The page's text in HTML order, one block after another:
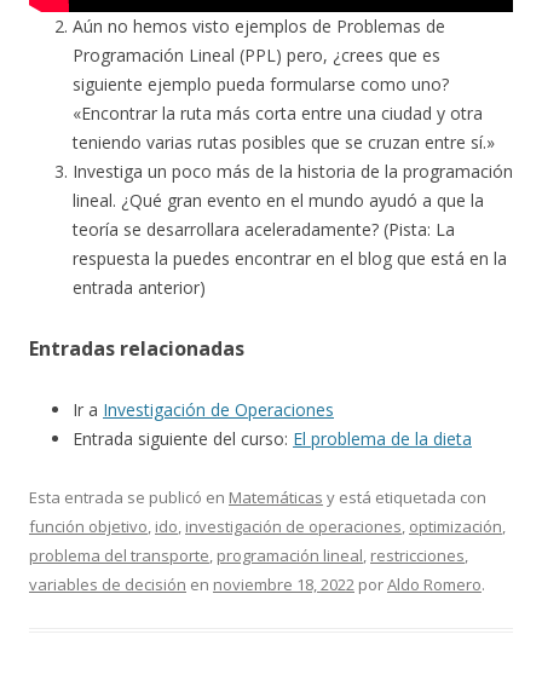
Aún no hemos visto ejemplos de Problemas de
Programación Lineal (PPL) pero, ¿crees que es
siguiente ejemplo pueda formularse como uno?
«Encontrar la ruta más corta entre una ciudad y otra
teniendo varias rutas posibles que se cruzan entre sí.»
Investiga un poco más de la historia de la programación
lineal. ¿Qué gran evento en el mundo ayudó a que la
teoría se desarrollara aceleradamente? (Pista: La
respuesta la puedes encontrar en el blog que está en la
entrada anterior)
Entradas relacionadas
Ir a Investigación de Operaciones
Entrada siguiente del curso: El problema de la dieta
Esta entrada se publicó en Matemáticas y está etiquetada con
función objetivo, ido, investigación de operaciones, optimización,
problema del transporte, programación lineal, restricciones,
variables de decisión en noviembre 18, 2022 porAldo Romero.